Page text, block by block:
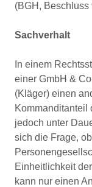
(BGH, Beschluss
Sachverhalt
In einem
einer GmbH &
(Kläger) einen
Kommanditanteil
jedoch unter
sich die Frage,
Einheitlichkeit
kann nur einen